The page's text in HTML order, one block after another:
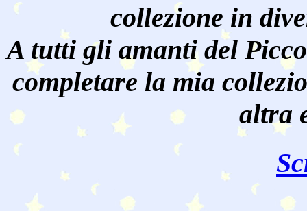
collezione in
A tutti gli amanti del
completare la mia
altra